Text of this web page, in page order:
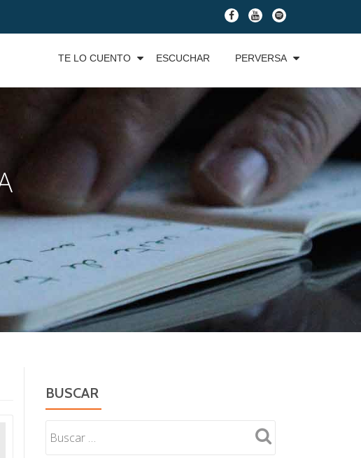
fa-
facebook
fa-
youtube
fa-
spotify
TE LO CUENTO ESCUCHAR PERVERSA
BUSCAR